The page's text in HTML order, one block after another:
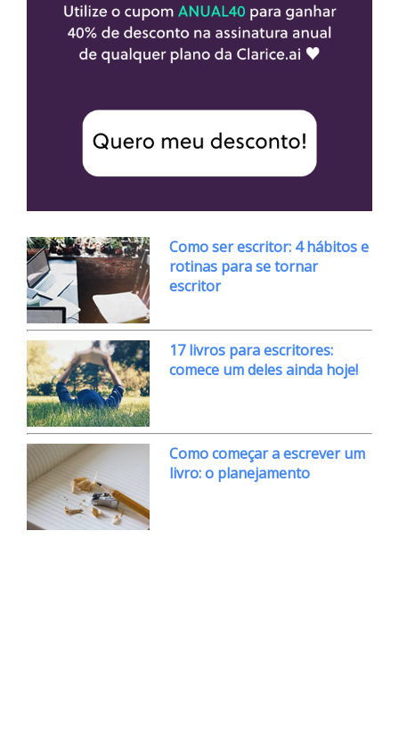
Como ser escritor: 4 hábitos e
rotinas para se tornar
escritor
17 livros para escritores:
comece um deles ainda hoje!
Como começar a escrever um
livro: o planejamento